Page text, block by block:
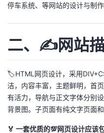
我
课
程
的
认
证
我
的
实
验
我
的
收
的
术
支
持
我
云
声
建
停车系统、等网站的设计与制作
二、✍️网站
🏷️HTML网页设计，采用
洁，内容丰富，主题鲜明，首
有活力，导航与正文字体分别
背景图。子页面有纯文字页面和
🏅 一套优质的💯网页设计应该